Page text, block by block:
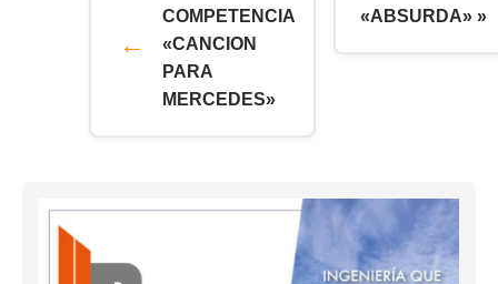
COMPETENCIA
«CANCION
PARA
MERCEDES»
«ABSURDA» »